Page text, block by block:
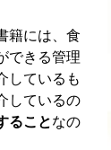
籍には、食
できる管理
しているも
しているの
ることなの